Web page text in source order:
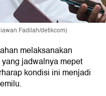
Fadilah/detikcom)
melaksanakan
jadwalnya mepet
kondisi ini menjadi